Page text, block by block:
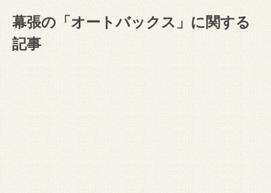
幕張の「オートバックス」に関する
記事